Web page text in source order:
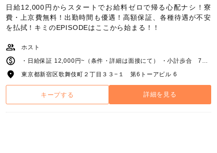
日給12,000円からスタートでお給料ゼロで帰る心配ナシ！寮
費・上京費無料！出勤時間も優遇！高額保証、各種待遇が不安
を払拭！キミのEPISODEはここから始まる！！
ホスト
・日給保証 12,000円~（条件・詳細は面接にて） ・小計歩合 70%~（条件・詳細は面接にて）
東京都新宿区歌舞伎町２丁目３３−１ 第6トーアビル 6
キープする 詳細を見る